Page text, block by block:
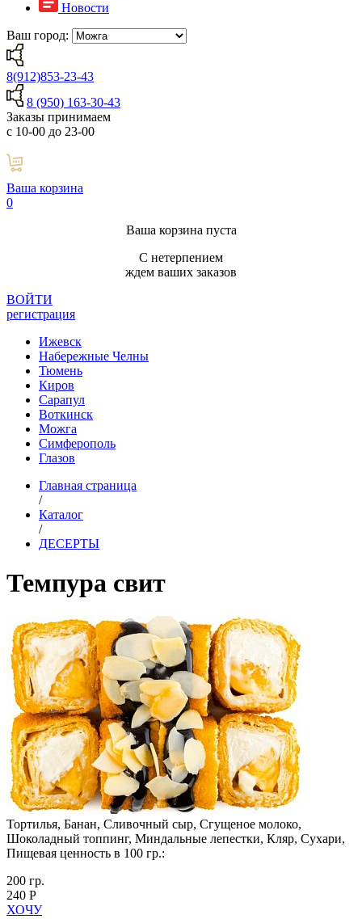
Новости
Ваш город:
8(912)853-23-43
8 (950) 163-30-43
Заказы принимаем
с 10-00 до 23-00
Ваша корзина
0
Ваша корзина пуста
С нетерпением
ждем ваших заказов
ВОЙТИ
регистрация
Ижевск
Набережные Челны
Тюмень
Киров
Сарапул
Воткинск
Можга
Симферополь
Глазов
Главная страница
/
Каталог
/
ДЕСЕРТЫ
Темпура свит
Тортилья, Банан, Сливочный сыр, Сгущеное молоко,
Шоколадный топпинг, Миндальные лепестки, Кляр, Сухари,
Пищевая ценность в 100 гр.:
200 гр.
240 Р
ХОЧУ